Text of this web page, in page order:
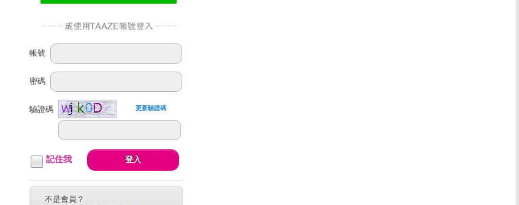
帳號
密碼
驗證碼 更新驗證碼
記住我 登入
不是會員？